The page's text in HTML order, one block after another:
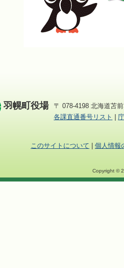
羽幌町役場
〒 078-4198 北海道苫
各課直通番号リスト
このサイトについて 個人情報
Copyright ©